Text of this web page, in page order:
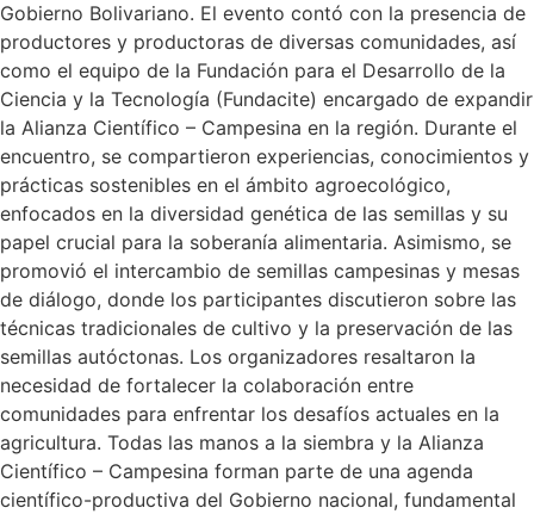
Gobierno Bolivariano. El evento contó con la presencia de
productores y productoras de diversas comunidades, así
como el equipo de la Fundación para el Desarrollo de la
Ciencia y la Tecnología (Fundacite) encargado de expandir
la Alianza Científico – Campesina en la región. Durante el
encuentro, se compartieron experiencias, conocimientos y
prácticas sostenibles en el ámbito agroecológico,
enfocados en la diversidad genética de las semillas y su
papel crucial para la soberanía alimentaria. Asimismo, se
promovió el intercambio de semillas campesinas y mesas
de diálogo, donde los participantes discutieron sobre las
técnicas tradicionales de cultivo y la preservación de las
semillas autóctonas. Los organizadores resaltaron la
necesidad de fortalecer la colaboración entre
comunidades para enfrentar los desafíos actuales en la
agricultura. Todas las manos a la siembra y la Alianza
Científico – Campesina forman parte de una agenda
científico-productiva del Gobierno nacional, fundamental